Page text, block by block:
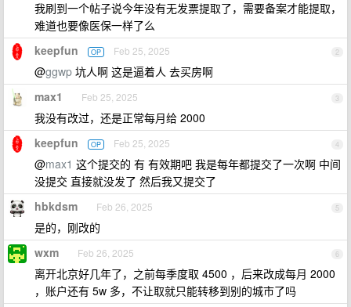
我刷到一个帖子说今年没有无发票提取了，需要备案才能提取，
难道也要像医保一样了么
2
keepfun OP Feb 25, 2025
@ggwp 坑人啊 这是逼着人 去买房啊
3
max1 Feb 25, 2025
我没有改过，还是正常每月给 2000
4
keepfun OP Feb 25, 2025
@max1 这个提交的 有 有效期吧 我是每年都提交了一次啊 中间
没提交 直接就没发了 然后我又提交了
5
hbkdsm Feb 26, 2025
是的，刚改的
6
wxm Feb 26, 2025
离开北京好几年了，之前每季度取 4500 ，后来改成每月 2000
，账户还有 5w 多，不让取就只能转移到别的城市了吗